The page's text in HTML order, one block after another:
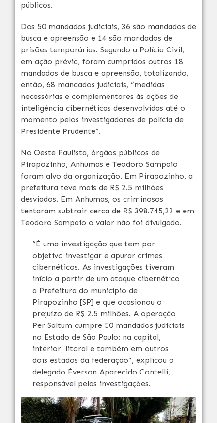
públicos.
Dos 50 mandados judiciais, 36 são mandados de
busca e apreensão e 14 são mandados de
prisões temporárias. Segundo a Polícia Civil,
em ação prévia, foram cumpridos outros 18
mandados de busca e apreensão, totalizando,
então, 68 mandados judiciais, “medidas
necessárias e complementares às ações de
inteligência cibernéticas desenvolvidas até o
momento pelos investigadores de polícia de
Presidente Prudente”.
No Oeste Paulista, órgãos públicos de
Pirapozinho, Anhumas e Teodoro Sampaio
foram alvo da organização. Em Pirapozinho, a
prefeitura teve mais de R$ 2.5 milhões
desviados. Em Anhumas, os criminosos
tentaram subtrair cerca de R$ 398.745,22 e em
Teodoro Sampaio o valor não foi divulgado.
“É uma investigação que tem por
objetivo investigar e apurar crimes
cibernéticos. As investigações tiveram
início a partir de um ataque cibernético
a Prefeitura do município de
Pirapozinho [SP] e que ocasionou o
prejuízo de R$ 2.5 milhões. A operação
Per Saltum cumpre 50 mandados judiciais
no Estado de São Paulo: na capital,
interior, litoral e também em outros
dois estados da federação”, explicou o
delegado Éverson Aparecido Contelli,
responsável pelas investigações.